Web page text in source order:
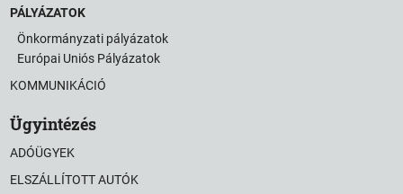
PÁLYÁZATOK
Önkormányzati pályázatok
Európai Uniós Pályázatok
KOMMUNIKÁCIÓ
Ügyintézés
ADÓÜGYEK
ELSZÁLLÍTOTT AUTÓK